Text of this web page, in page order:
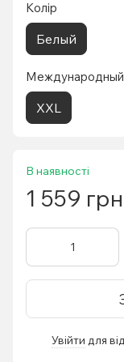
Колір
Белый
XXL
В наявності
1 559 грн
Увійти для